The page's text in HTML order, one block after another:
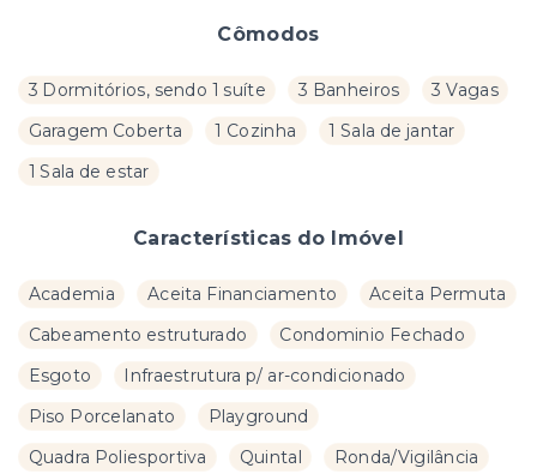
Cômodos
3 Dormitórios, sendo 1 suíte 3 Banheiros
3 Vagas
Garagem Coberta
1 Cozinha
1 Sala de jantar
1 Sala de estar
Características do Imóvel
Academia Aceita Financiamento
Aceita Permuta
Cabeamento estruturado
Condominio Fechado
Esgoto
Infraestrutura p/ ar-condicionado
Piso Porcelanato
Playground
Quadra Poliesportiva
Quintal Ronda/Vigilância